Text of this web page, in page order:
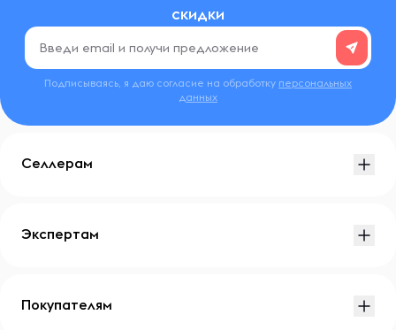
скидки
Подписываясь, я даю согласие на обработку персональных
данных
Селлерам
Экспертам
Покупателям